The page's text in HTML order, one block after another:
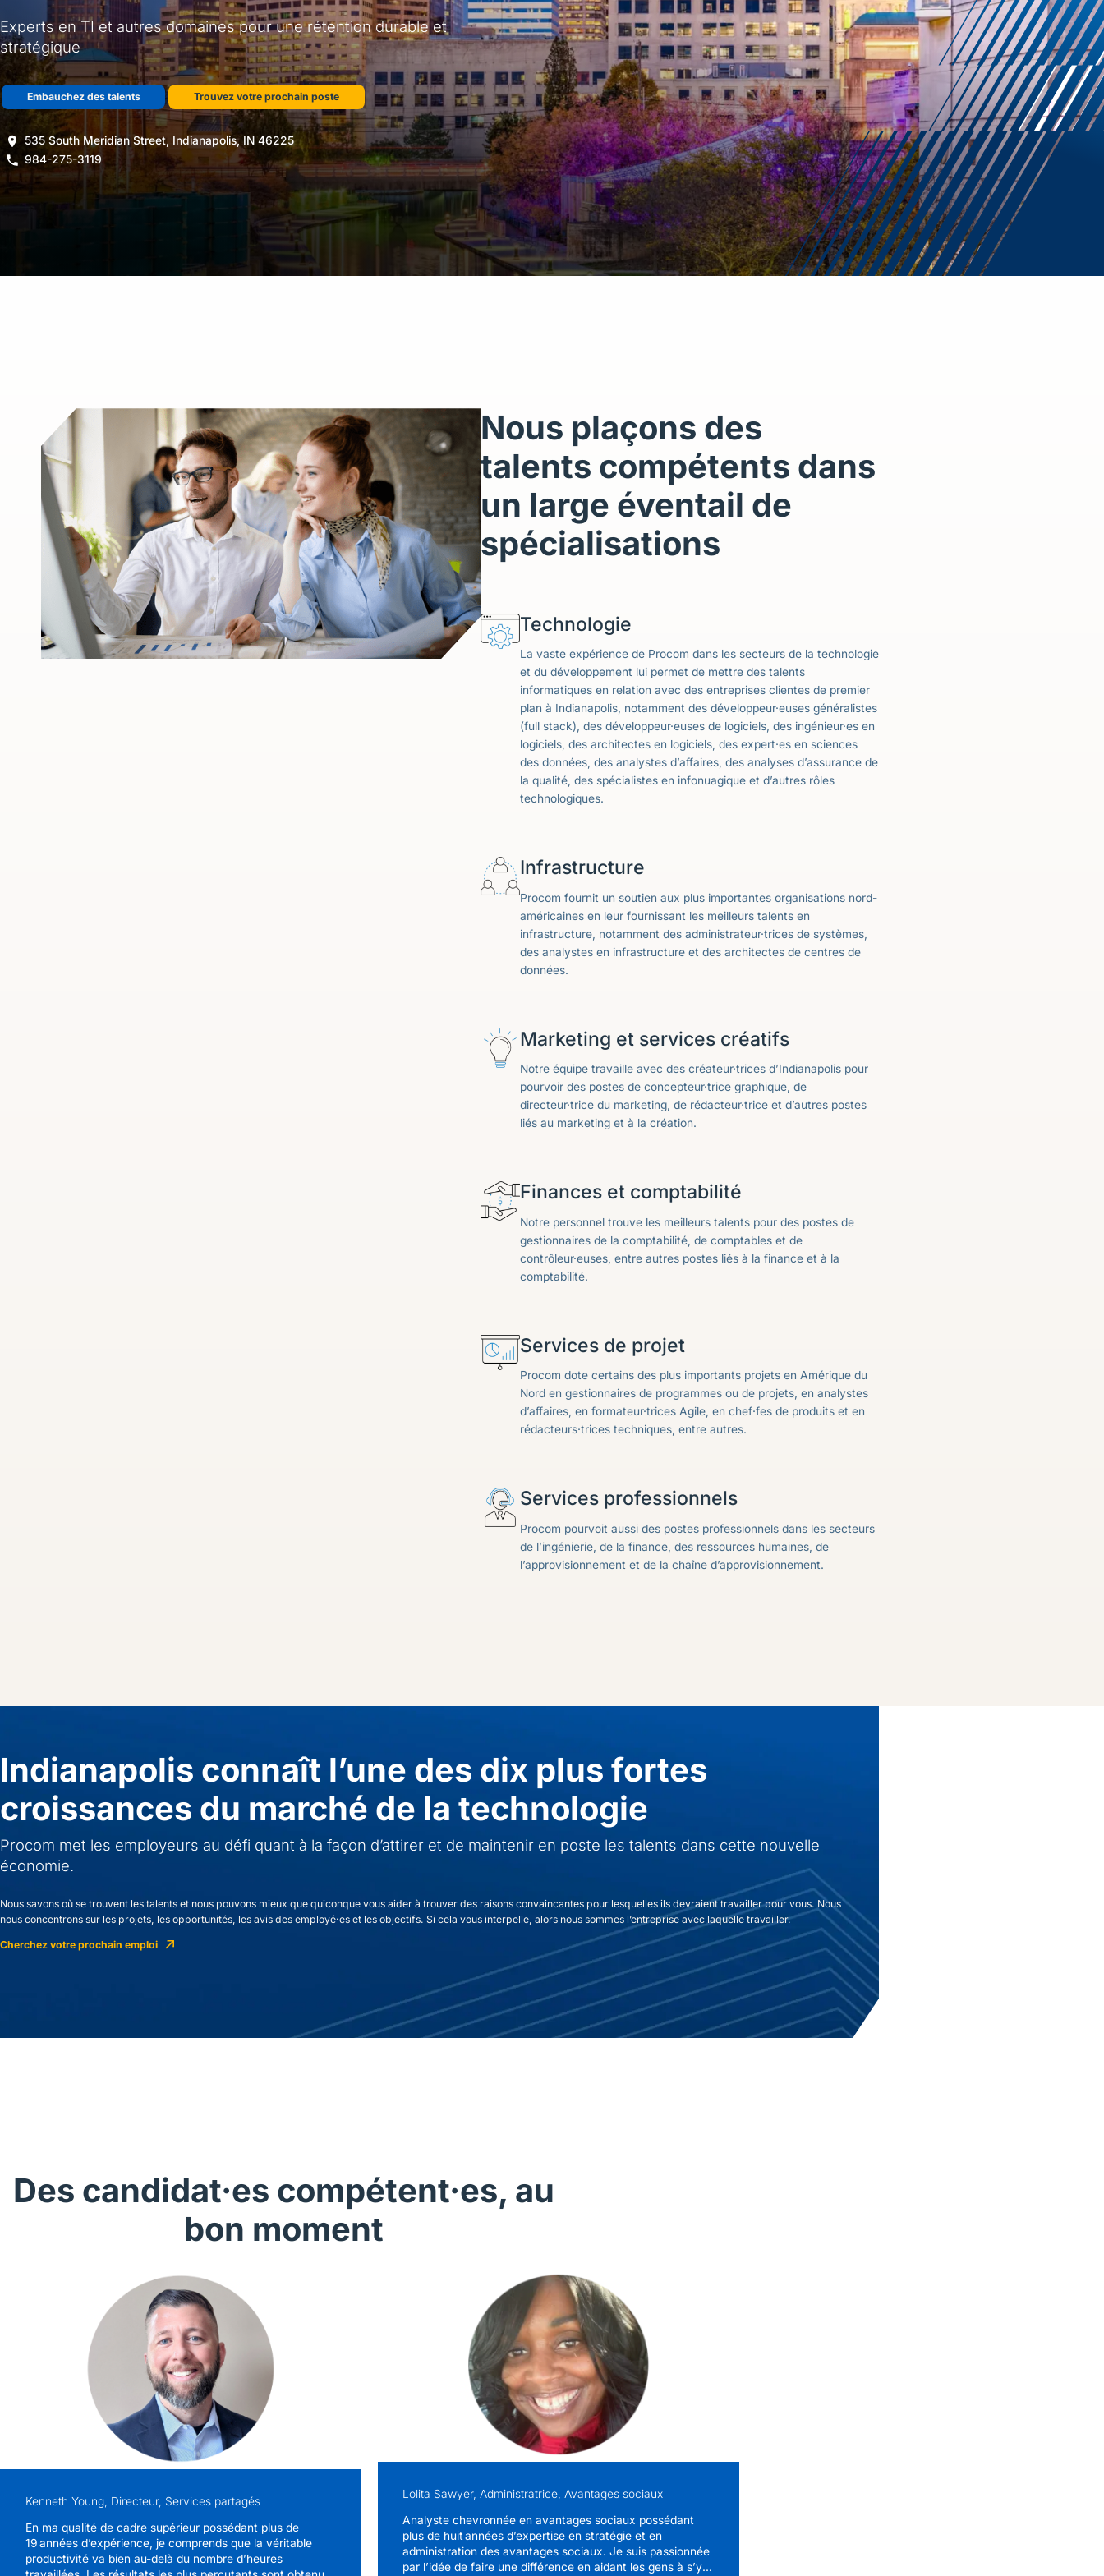
Guidewire
Experts en TI et autres domaines pour une rétention durable et
stratégique
Embauchez des talents Trouvez votre prochain poste
535 South Meridian Street, Indianapolis, IN 46225
984-275-3119
Nous plaçons des
talents compétents dans
un large éventail de
spécialisations
Technologie
La vaste expérience de Procom dans les secteurs de la technologie
et du développement lui permet de mettre des talents
informatiques en relation avec des entreprises clientes de premier
plan à Indianapolis, notamment des développeur·euses généralistes
(full stack), des développeur·euses de logiciels, des ingénieur·es en
logiciels, des architectes en logiciels, des expert·es en sciences
des données, des analystes d’affaires, des analyses d’assurance de
la qualité, des spécialistes en infonuagique et d’autres rôles
technologiques.
Infrastructure
Procom fournit un soutien aux plus importantes organisations nord-
américaines en leur fournissant les meilleurs talents en
infrastructure, notamment des administrateur·trices de systèmes,
des analystes en infrastructure et des architectes de centres de
données.
Marketing et services créatifs
Notre équipe travaille avec des créateur·trices d’Indianapolis pour
pourvoir des postes de concepteur·trice graphique, de
directeur·trice du marketing, de rédacteur·trice et d’autres postes
liés au marketing et à la création.
Finances et comptabilité
Notre personnel trouve les meilleurs talents pour des postes de
gestionnaires de la comptabilité, de comptables et de
contrôleur·euses, entre autres postes liés à la finance et à la
comptabilité.
Services de projet
Procom dote certains des plus importants projets en Amérique du
Nord en gestionnaires de programmes ou de projets, en analystes
d’affaires, en formateur·trices Agile, en chef·fes de produits et en
rédacteurs·trices techniques, entre autres.
Services professionnels
Procom pourvoit aussi des postes professionnels dans les secteurs
de l’ingénierie, de la finance, des ressources humaines, de
l’approvisionnement et de la chaîne d’approvisionnement.
Indianapolis connaît l’une des dix plus fortes
croissances du marché de la technologie
Procom met les employeurs au défi quant à la façon d’attirer et de maintenir en poste les talents dans cette nouvelle
économie.
Nous savons où se trouvent les talents et nous pouvons mieux que quiconque vous aider à trouver des raisons convaincantes pour lesquelles ils devraient travailler pour vous. Nous
nous concentrons sur les projets, les opportunités, les avis des employé·es et les objectifs. Si cela vous interpelle, alors nous sommes l’entreprise avec laquelle travailler.
Cherchez votre prochain emploi
Des candidat·es compétent·es, au
bon moment
Kenneth Young, Directeur, Services partagés
En ma qualité de cadre supérieur possédant plus de
19 années d’expérience, je comprends que la véritable
productivité va bien au-delà du nombre d’heures
Lolita Sawyer, Administratrice, Avantages sociaux
Analyste chevronnée en avantages sociaux possédant
plus de huit années d’expertise en stratégie et en
administration des avantages sociaux. Je suis passionnée
par l’idée de faire une différence en aidant les gens à s’y